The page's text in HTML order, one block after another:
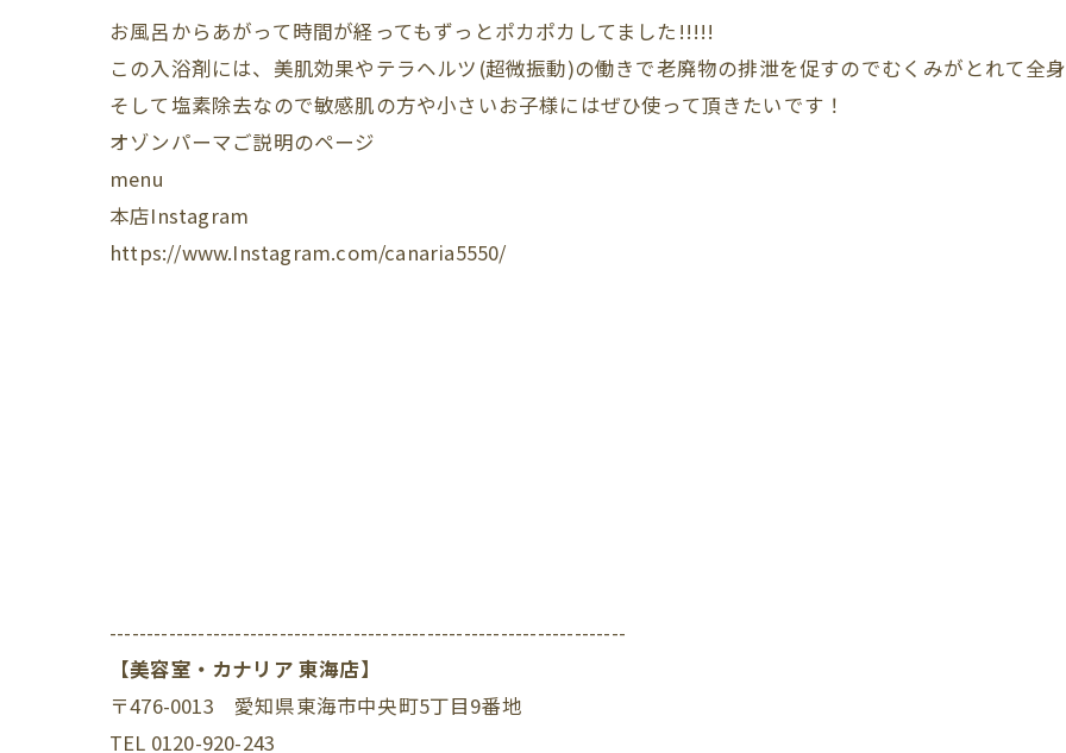
お風呂からあがって時間が経ってもずっとポカポカしてました!!!!!
この入浴剤には、美肌効果やテラヘルツ(超微振動)の働きで老廃物の排泄を促すのでむくみがとれて全
そして塩素除去なので敏感肌の方や小さいお子様にはぜひ使って頂きたいです！
オゾンパーマご説明のページ
menu
本店Instagram
https://www.Instagram.com/canaria5550/
----------------------------------------------------------------------
【美容室・カナリア 東海店】
〒476-0013 愛知県東海市中央町5丁目9番地
TEL 0120-920-243